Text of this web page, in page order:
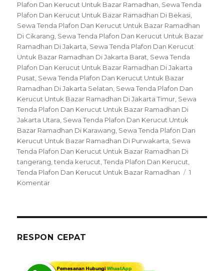
Plafon Dan Kerucut Untuk Bazar Ramadhan, Sewa Tenda
Plafon Dan Kerucut Untuk Bazar Ramadhan Di Bekasi,
Sewa Tenda Plafon Dan Kerucut Untuk Bazar Ramadhan
Di Cikarang, Sewa Tenda Plafon Dan Kerucut Untuk Bazar
Ramadhan Di Jakarta, Sewa Tenda Plafon Dan Kerucut
Untuk Bazar Ramadhan Di Jakarta Barat, Sewa Tenda
Plafon Dan Kerucut Untuk Bazar Ramadhan Di Jakarta
Pusat, Sewa Tenda Plafon Dan Kerucut Untuk Bazar
Ramadhan Di Jakarta Selatan, Sewa Tenda Plafon Dan
Kerucut Untuk Bazar Ramadhan Di Jakarta Timur, Sewa
Tenda Plafon Dan Kerucut Untuk Bazar Ramadhan Di
Jakarta Utara, Sewa Tenda Plafon Dan Kerucut Untuk
Bazar Ramadhan Di Karawang, Sewa Tenda Plafon Dan
Kerucut Untuk Bazar Ramadhan Di Purwakarta, Sewa
Tenda Plafon Dan Kerucut Untuk Bazar Ramadhan Di
tangerang,tenda kerucut,Tenda Plafon Dan Kerucut,
Tenda Plafon Dan Kerucut Untuk Bazar Ramadhan
1
Komentarpada
Kerucut
Ramadhan
RESPON CEPAT